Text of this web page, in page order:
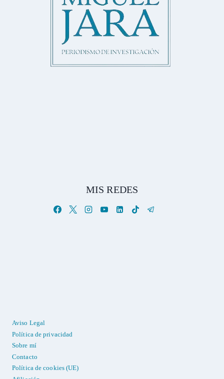
MIS REDES
Aviso Legal
Política de privacidad
Sobre mí
Contacto
Política de cookies (UE)